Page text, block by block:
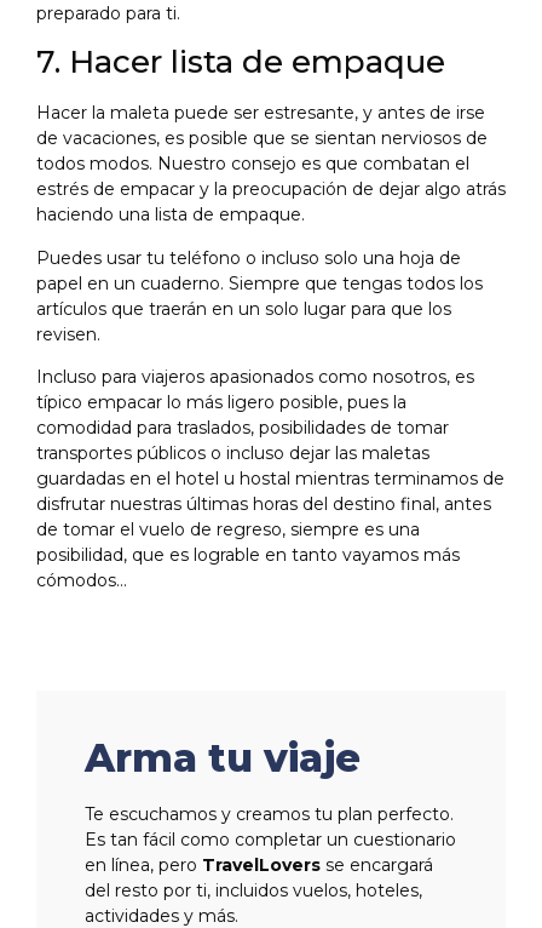
preparado para ti.
7. Hacer lista de empaque
Hacer la maleta puede ser estresante, y antes de irse
de vacaciones, es posible que se sientan nerviosos de
todos modos. Nuestro consejo es que combatan el
estrés de empacar y la preocupación de dejar algo atrás
haciendo una lista de empaque.
Puedes usar tu teléfono o incluso solo una hoja de
papel en un cuaderno. Siempre que tengas todos los
artículos que traerán en un solo lugar para que los
revisen.
Incluso para viajeros apasionados como nosotros, es
típico empacar lo más ligero posible, pues la
comodidad para traslados, posibilidades de tomar
transportes públicos o incluso dejar las maletas
guardadas en el hotel u hostal mientras terminamos de
disfrutar nuestras últimas horas del destino final, antes
de tomar el vuelo de regreso, siempre es una
posibilidad, que es lograble en tanto vayamos más
cómodos…
Arma tu viaje
Te escuchamos y creamos tu plan perfecto.
Es tan fácil como completar un cuestionario
en línea, pero TravelLovers se encargará
del resto por ti, incluidos vuelos, hoteles,
actividades y más.